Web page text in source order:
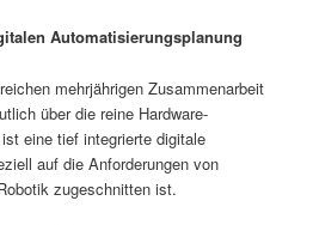
Automatisierungsplanung
mehrjährigen Zusammenarbeit
über die reine Hardware-
eine tief integrierte digitale
auf die Anforderungen von
zugeschnitten ist.